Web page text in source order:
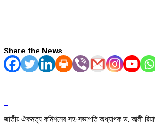
Share the News
জাতীয় ঐকমত্য কমিশনের সহ-সভাপতি অধ্যাপক ড. আলী